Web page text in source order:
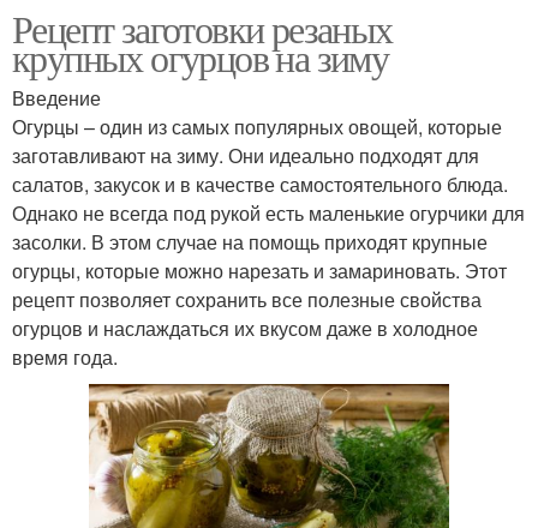
Рецепт заготовки резаных
крупных огурцов на зиму
Введение
Огурцы – один из самых популярных овощей, которые
заготавливают на зиму. Они идеально подходят для
салатов, закусок и в качестве самостоятельного блюда.
Однако не всегда под рукой есть маленькие огурчики для
засолки. В этом случае на помощь приходят крупные
огурцы, которые можно нарезать и замариновать. Этот
рецепт позволяет сохранить все полезные свойства
огурцов и наслаждаться их вкусом даже в холодное
время года.